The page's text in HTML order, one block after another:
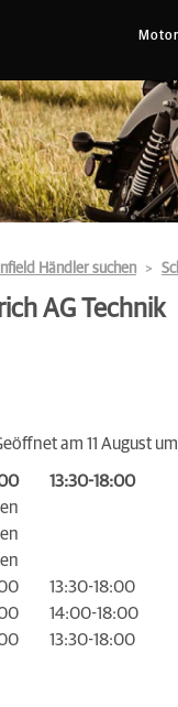
Händler suchen
AG Technik
am 11 August
13:30-18:00
13:30-18:00
14:00-18:00
13:30-18:00